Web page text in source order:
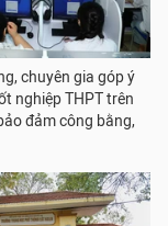
chuyên gia góp ý
nghiệp THPT trên
đảm công bằng,